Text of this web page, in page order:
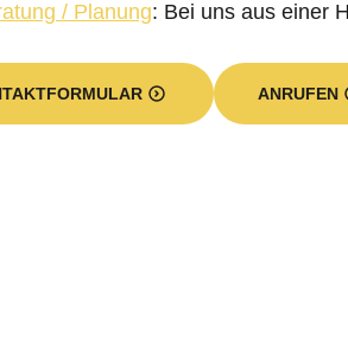
/ Planung: Bei uns aus einer
ANRUFEN